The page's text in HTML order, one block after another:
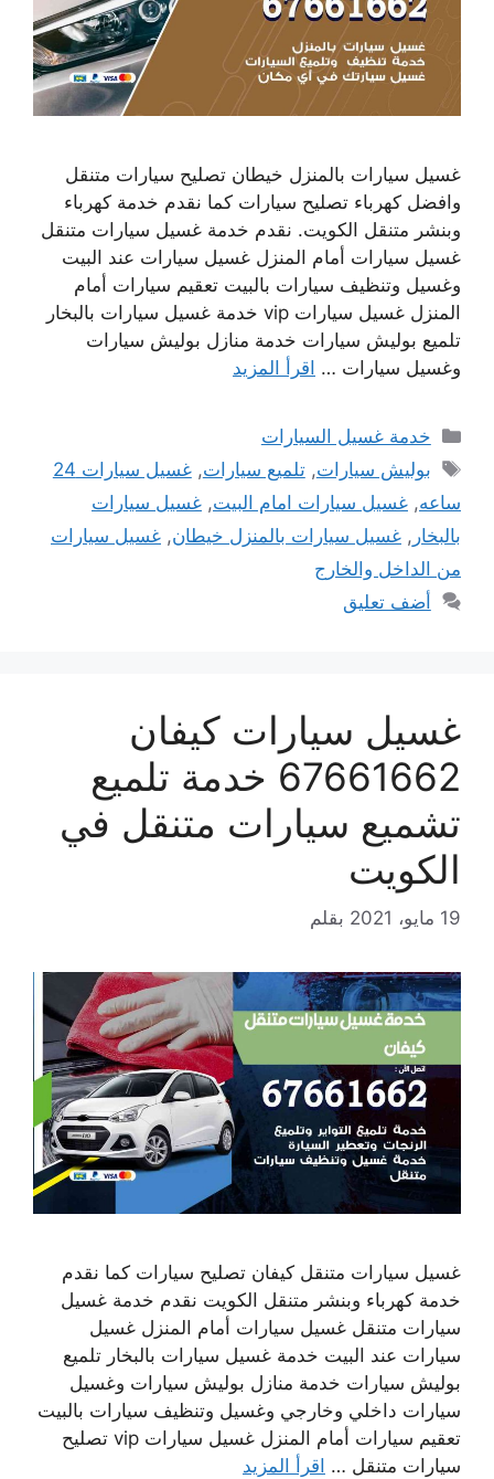
غسيل سيارات بالمنزل خيطان تصليح سيارات متنقل
وافضل كهرباء تصليح سيارات كما نقدم خدمة كهرباء
وبنشر متنقل الكويت. نقدم خدمة غسيل سيارات متنقل
غسيل سيارات أمام المنزل غسيل سيارات عند البيت
وغسيل وتنظيف سيارات بالبيت تعقيم سيارات أمام
المنزل غسيل سيارات vip خدمة غسيل سيارات بالبخار
تلميع بوليش سيارات خدمة منازل بوليش سيارات
وغسيل سيارات … اقرأ المزيد
التصنيفات
خدمة غسيل السيارات
الوسوم
بوليش سيارات,تلميع سيارات,
غسيل سيارات 24
ساعه, غسيل سيارات امام البيت, غسيل سيارات
بالبخار , غسيل سيارات بالمنزل خيطان, غسيل سيارات
من الداخل والخارج
أضف تعليق
غسيل سيارات كيفان
67661662 خدمة تلميع
تشميع سيارات متنقل في
الكويت
19 مايو، 2021 بقلم
غسيل سيارات متنقل كيفان تصليح سيارات كما نقدم
خدمة كهرباء وبنشر متنقل الكويت نقدم خدمة غسيل
سيارات متنقل غسيل سيارات أمام المنزل غسيل
سيارات عند البيت خدمة غسيل سيارات بالبخار تلميع
بوليش سيارات خدمة منازل بوليش سيارات وغسيل
سيارات داخلي وخارجي وغسيل وتنظيف سيارات بالبيت
تعقيم سيارات أمام المنزل غسيل سيارات vip تصليح
سيارات متنقل … اقرأ المزيد